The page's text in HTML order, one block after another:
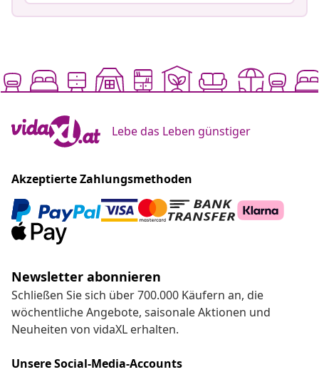
Lebe das Leben günstiger
Akzeptierte Zahlungsmethoden
Newsletter abonnieren
Schließen Sie sich über 700.000 Käufern an, die
wöchentliche Angebote, saisonale Aktionen und
Neuheiten von vidaXL erhalten.
Unsere Social-Media-Accounts